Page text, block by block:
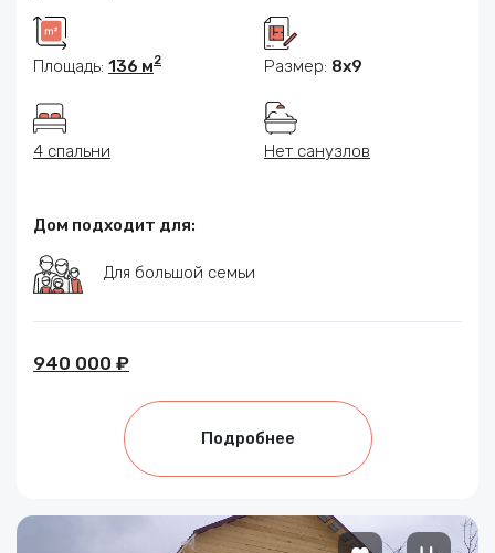
Площадь: 136 м2 Размер: 8x9
4 спальни Нет санузлов
Дом подходит для:
Для большой семьи
940 000 ₽
Подробнее